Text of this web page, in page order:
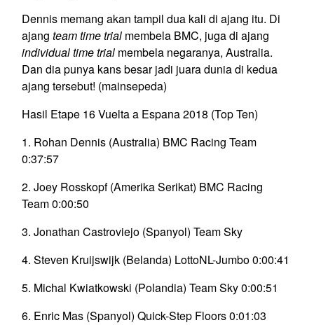
Dennis memang akan tampil dua kali di ajang itu. Di
ajang team time trial membela BMC, juga di ajang
individual time trial membela negaranya, Australia.
Dan dia punya kans besar jadi juara dunia di kedua
ajang tersebut! (mainsepeda)
Hasil Etape 16 Vuelta a Espana 2018 (Top Ten)
1. Rohan Dennis (Australia) BMC Racing Team
0:37:57
2. Joey Rosskopf (Amerika Serikat) BMC Racing
Team 0:00:50
3. Jonathan Castroviejo (Spanyol) Team Sky
4. Steven Kruijswijk (Belanda) LottoNL-Jumbo 0:00:41
5. Michal Kwiatkowski (Polandia) Team Sky 0:00:51
6. Enric Mas (Spanyol) Quick-Step Floors 0:01:03